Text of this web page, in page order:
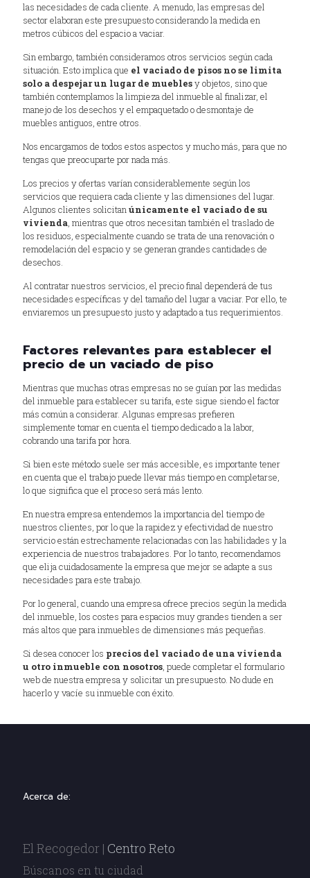
las necesidades de cada cliente. A menudo, las empresas del
sector elaboran este presupuesto considerando la medida en
metros cúbicos del espacio a vaciar.
Sin embargo, también consideramos otros servicios según cada
situación. Esto implica que el vaciado de pisos no se limita
solo a despejar un lugar de mueblesy objetos, sino que
también contemplamos la limpieza del inmueble al finalizar, el
manejo de los desechos y el empaquetado o desmontaje de
muebles antiguos, entre otros.
Nos encargamos de todos estos aspectos y mucho más, para que no
tengas que preocuparte por nada más.
Los precios y ofertas varían considerablemente según los
servicios que requiera cada cliente y las dimensiones del lugar.
Algunos clientes solicitan únicamente el vaciado de su
vivienda , mientras que otros necesitan también el traslado de
los residuos, especialmente cuando se trata de una renovación o
remodelación del espacio y se generan grandes cantidades de
desechos.
Al contratar nuestros servicios, el precio final dependerá de tus
necesidades específicas y del tamaño del lugar a vaciar. Por ello, te
enviaremos un presupuesto justo y adaptado a tus requerimientos.
Factores relevantes para establecer el
precio de un vaciado de piso
Mientras que muchas otras empresas no se guían por las medidas
del inmueble para establecer su tarifa, este sigue siendo el factor
más común a considerar. Algunas empresas prefieren
simplemente tomar en cuenta el tiempo dedicado a la labor,
cobrando una tarifa por hora.
Si bien este método suele ser más accesible, es importante tener
en cuenta que el trabajo puede llevar más tiempo en completarse,
lo que significa que el proceso será más lento.
En nuestra empresa entendemos la importancia del tiempo de
nuestros clientes, por lo que la rapidez y efectividad de nuestro
servicio están estrechamente relacionadas con las habilidades y la
experiencia de nuestros trabajadores. Por lo tanto, recomendamos
que elija cuidadosamente la empresa que mejor se adapte a sus
necesidades para este trabajo.
Por lo general, cuando una empresa ofrece precios según la medida
del inmueble, los costes para espacios muy grandes tienden a ser
más altos que para inmuebles de dimensiones más pequeñas.
Si desea conocer los precios del vaciado de una vivienda
u otro inmueble con nosotros , puede completar el formulario
web de nuestra empresa y solicitar un presupuesto. No dude en
hacerlo y vacíe su inmueble con éxito.
Acerca de:
El Recogedor | Centro Reto
Búscanos en tu ciudad